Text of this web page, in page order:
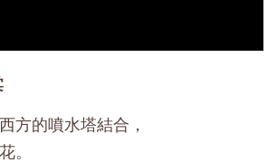
方的噴水塔結合，
。